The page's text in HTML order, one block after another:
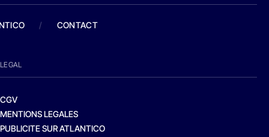
/ CONTACT
LEGAL
CGV
MENTIONS LEGALES
PUBLICITE SUR ATLANTICO